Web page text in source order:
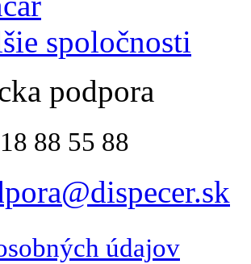
spoločnosti
podpora
88 55 88
údajov